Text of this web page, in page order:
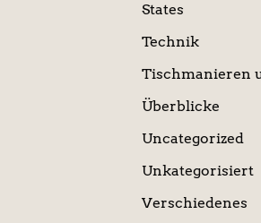
States
Technik
Tischmanieren
Überblicke
Uncategorized
Unkategorisiert
Verschiedenes